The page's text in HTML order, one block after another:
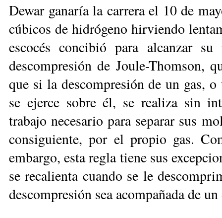
Dewar ganaría la carrera el 10 de
cúbicos de hidrógeno hirviendo
escocés concibió para alcanzar
descompresión de Joule-Thomson,
que si la descompresión de un gas,
se ejerce sobre él, se realiza sin
trabajo necesario para separar sus
consiguiente, por el propio gas.
embargo, esta regla tiene sus
se recalienta cuando se le
descompresión sea acompañada de